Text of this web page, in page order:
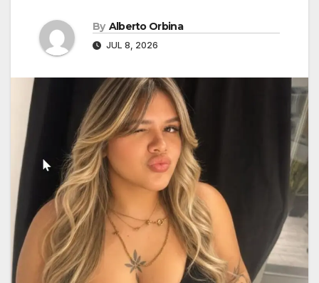
By Alberto Orbina
JUL 8, 2026